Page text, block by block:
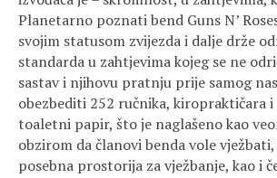
Planetarno poznati bend Guns N’
svojim statusom zvijezda i dalje drže
standarda u zahtjevima kojeg se ne
sastav i njihovu pratnju prije samog
obezbediti 252 ručnika, kiropraktičara
toaletni papir, što je naglašeno kao
obzirom da članovi benda vole
posebna prostorija za vježbanje, kao i